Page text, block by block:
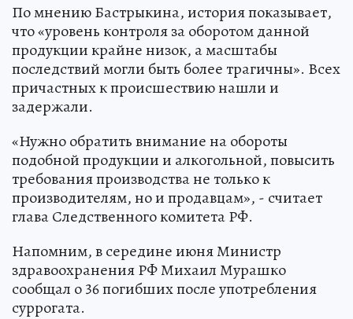
По мнению Бастрыкина, история показывает,
что «уровень контроля за оборотом данной
продукции крайне низок, а масштабы
последствий могли быть более трагичны». Всех
причастных к происшествию нашли и
задержали.
«Нужно обратить внимание на обороты
подобной продукции и алкогольной, повысить
требования производства не только к
производителям, но и продавцам», - считает
глава Следственного комитета РФ.
Напомним, в середине июня Министр
здравоохранения РФ Михаил Мурашко
сообщал о 36 погибших после употребления
суррогата.